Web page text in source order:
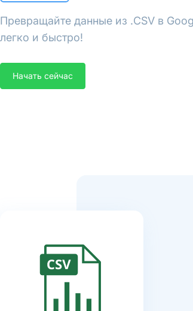
Превращайте данные из .CSV в
легко и быстро!
Начать сейчас